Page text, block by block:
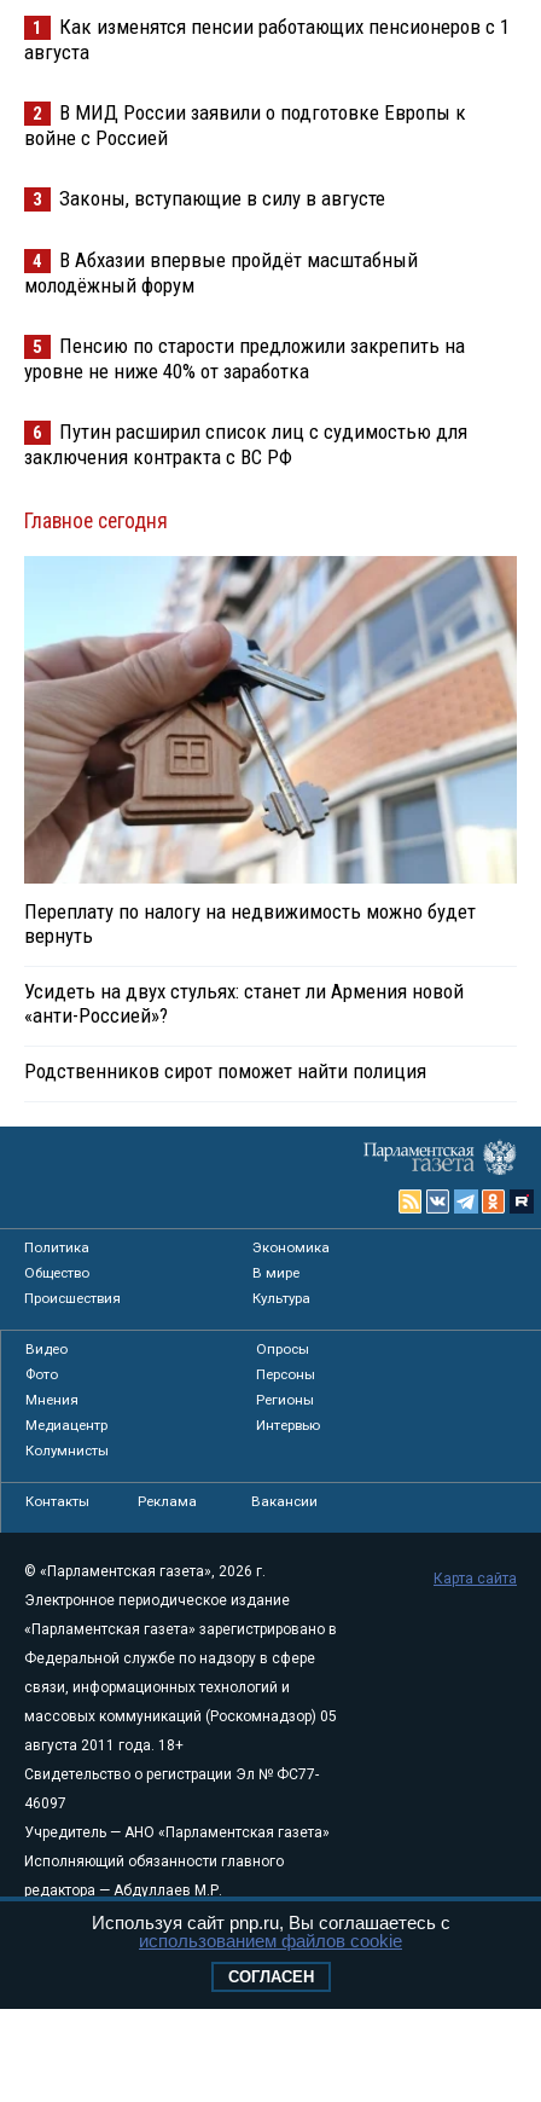
1
Как изменятся пенсии работающих пенсионеров с 1
августа
2
В МИД России заявили о подготовке Европы к
войне с Россией
3 Законы, вступающие в силу в августе
4
В Абхазии впервые пройдёт масштабный
молодёжный форум
5
Пенсию по старости предложили закрепить на
уровне не ниже 40% от заработка
6
Путин расширил список лиц с судимостью для
заключения контракта с ВС РФ
Главное сегодня
Переплату по налогу на недвижимость можно будет
вернуть
Усидеть на двух стульях: станет ли Армения новой
«анти-Россией»?
Родственников сирот поможет найти полиция
Политика
Экономика
Общество
В мире
Происшествия
Культура
Видео
Опросы
Фото
Персоны
Мнения
Регионы
Медиацентр
Интервью
Колумнисты
Контакты Реклама Вакансии
© «Парламентская газета», 2026 г.
Электронное периодическое издание
«Парламентская газета» зарегистрировано в
Федеральной службе по надзору в сфере
связи, информационных технологий и
массовых коммуникаций (Роскомнадзор) 05
августа 2011 года. 18+
Свидетельство о регистрации Эл № ФС77-
46097
Учредитель — АНО «Парламентская газета»
Исполняющий обязанности главного
редактора — Абдуллаев М.Р.
Тел.: +7 (495) 637–69–79 E-mail:pg@pnp.ru
Федерального Собрания РФ. Издается с 1997 года. Учредители
Карта сайта
Используя сайт pnp.ru, Вы соглашаетесь с
использованием файлов cookie
СОГЛАСЕН